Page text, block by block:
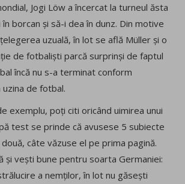
Jogi Löw a încercat la turneul ăsta
borcan și să-i dea în dunz. Din motive
uzuală, în lot se află Müller și o
de fotbaliști parcă surprinși de faptul
încă nu s-a terminat conform
de fotbal.
exemplu, poți citi oricând uimirea unui
test se prinde că avusese 5 subiecte
câte văzuse el pe prima pagină.
și vești bune pentru soarta Germaniei:
a nemților, în lot nu găsești